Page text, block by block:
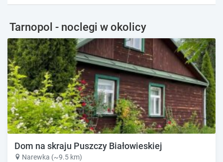
Tarnopol - noclegi w okolicy
Dom na skraju Puszczy Białowieskiej
Narewka (~9.5 km)